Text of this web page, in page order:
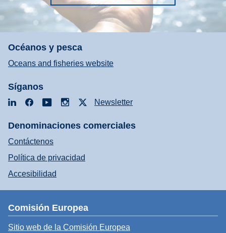
Océanos y pesca
Oceans and fisheries website
Síganos
LinkedInFacebookYouTubeInstagramNewsletter
Denominaciones comerciales
Contáctenos
Política de privacidad
Accesibilidad
Comisión Europea
Sitio web de la Comisión Europea